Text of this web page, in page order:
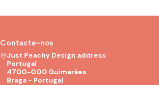
Contacte-nos
Just Peachy Design address
Portugal
4700-000 Guimarães
Braga - Portugal